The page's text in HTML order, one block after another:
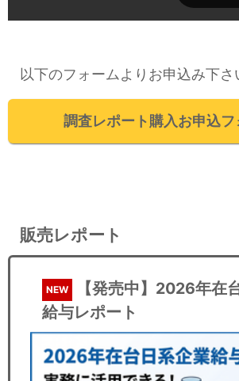
以下のフォームよりお申込み下さ
調査レポート購入お申込フ
販売レポート
NEW
【発売中】2026年在
給与レポート